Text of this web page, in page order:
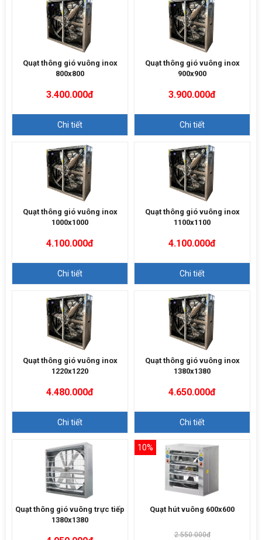
Quạt thông gió vuông inox
800x800
3.400.000đ
Chi tiết
Quạt thông gió vuông inox
900x900
3.900.000đ
Chi tiết
Quạt thông gió vuông inox
1000x1000
4.100.000đ
Chi tiết
Quạt thông gió vuông inox
1100x1100
4.100.000đ
Chi tiết
Quạt thông gió vuông inox
1220x1220
4.480.000đ
Chi tiết
Quạt thông gió vuông inox
1380x1380
4.650.000đ
Chi tiết
Quạt thông gió vuông trực tiếp
1380x1380
10%
Quạt hút vuông 600x600
2.550.000đ